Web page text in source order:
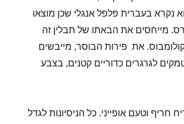
נקרא בעברית פלפל אנגלי שכן מוצאו
מייחסים את הבאתו של תבלין זה
קולומבוס. את פירות הבוסר, מייבשים
לגרגרים כדוריים קטנים, בצבע
חריף וטעם אופייני. כל הניסיונות לגדל